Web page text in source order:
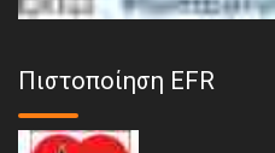
Πιστοποίηση EFR